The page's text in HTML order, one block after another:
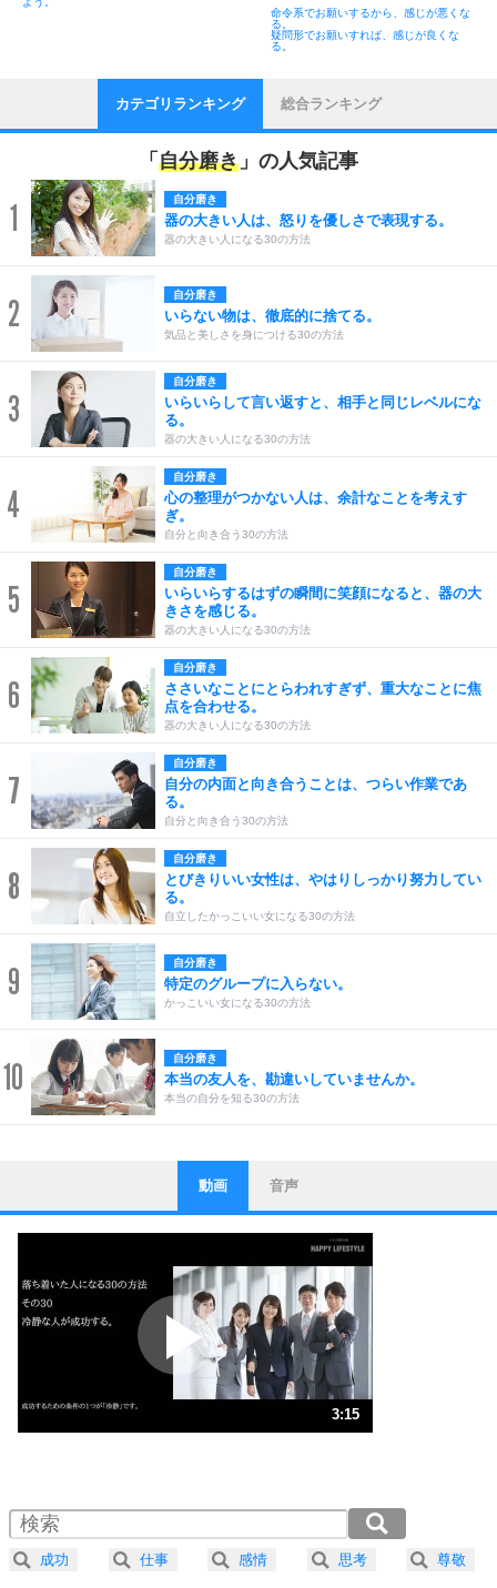
命令系でお願いするから、感じが悪くな
る。
疑問形でお願いすれば、感じが良くな
る。
カテゴリランキング 総合ランキング
「 自分磨き 」の人気記事
1 自分磨き
器の大きい人は、怒りを優しさで表現する。
器の大きい人になる30の方法
2 自分磨き
いらない物は、徹底的に捨てる。
気品と美しさを身につける30の方法
3
自分磨き
いらいらして言い返すと、相手と同じレベルにな
る。
器の大きい人になる30の方法
4
自分磨き
心の整理がつかない人は、余計なことを考えす
ぎ。
自分と向き合う30の方法
5
自分磨き
いらいらするはずの瞬間に笑顔になると、器の大
きさを感じる。
器の大きい人になる30の方法
6
自分磨き
ささいなことにとらわれすぎず、重大なことに焦
点を合わせる。
器の大きい人になる30の方法
7
自分磨き
自分の内面と向き合うことは、つらい作業であ
る。
自分と向き合う30の方法
8
自分磨き
とびきりいい女性は、やはりしっかり努力してい
る。
自立したかっこいい女になる30の方法
9 自分磨き
特定のグループに入らない。
かっこいい女になる30の方法
10 自分磨き
本当の友人を、勘違いしていませんか。
本当の自分を知る30の方法
1
ストレス対策
他人と比べない。
いっそのこと、他人を見ない。
いらいらしない人になる30の方法
プラス思考
ポジティブになれない原因は、行動しないから。
ポジティブ思考になる30の方法
ストレス対策
人生、なんとかなるもの。
気楽に生きる30の方法
4 器の大きい人は、怒りを優しさで表現する。
プラス思考
動画 音声
3:15
2.0倍速 （383KB 1分37秒）
2.5倍速 （306KB 1分18秒）
3.0倍速 （256KB 1分5秒）
成功 仕事 感情 思考 尊敬